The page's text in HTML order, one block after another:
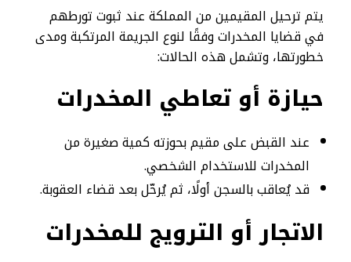
يتم ترحيل المقيمين من المملكة عند ثبوت تورطهم
في قضايا المخدرات وفقًا لنوع الجريمة المرتكبة ومدى
خطورتها، وتشمل هذه الحالات:
حيازة أو تعاطي المخدرات
عند القبض على مقيم بحوزته كمية صغيرة من
المخدرات للاستخدام الشخصي.
قد يُعاقب بالسجن أولًا، ثم يُرحّل بعد قضاء العقوبة.
الاتجار أو الترويج للمخدرات